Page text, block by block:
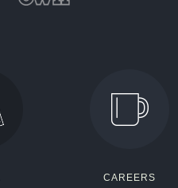
CAREERS